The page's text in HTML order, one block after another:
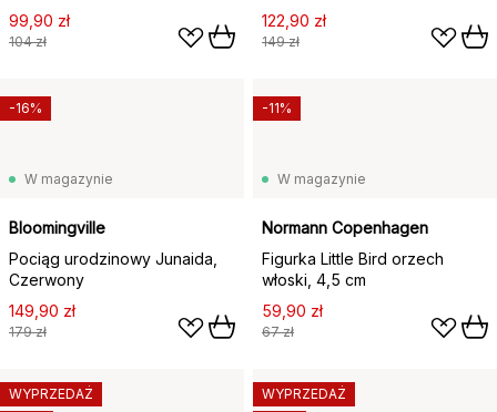
99,90 zł
104 zł
122,90 zł
149 zł
W magazynie
Bloomingville
Pociąg urodzinowy Junaida,
Czerwony
149,90 zł
179 zł
-16%
W magazynie
Normann Copenhagen
Figurka Little Bird orzech
włoski, 4,5 cm
59,90 zł
67 zł
-11%
WYPRZEDAŻ
WYPRZEDAŻ